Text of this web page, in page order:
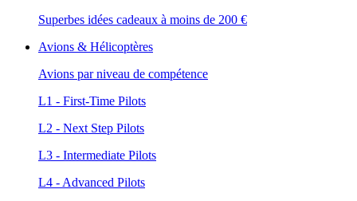
Superbes idées cadeaux à moins de 200 €
Avions & Hélicoptères
Avions par niveau de compétence
L1 - First-Time Pilots
L2 - Next Step Pilots
L3 - Intermediate Pilots
L4 - Advanced Pilots